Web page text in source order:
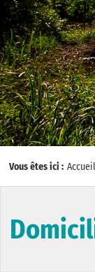
Vous êtes ici : Accueil